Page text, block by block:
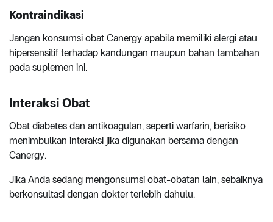
Kontraindikasi
Jangan konsumsi obat Canergy apabila memiliki alergi atau
hipersensitif terhadap kandungan maupun bahan tambahan
pada suplemen ini.
Interaksi Obat
Obat diabetes dan antikoagulan, seperti warfarin, berisiko
menimbulkan interaksi jika digunakan bersama dengan
Canergy.
Jika Anda sedang mengonsumsi obat-obatan lain, sebaiknya
berkonsultasi dengan dokter terlebih dahulu.